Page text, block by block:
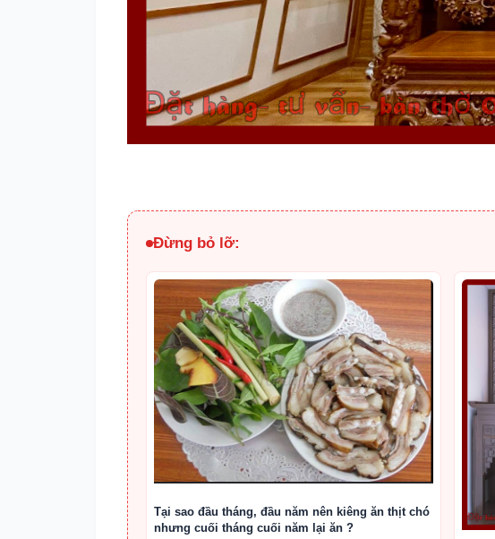
Đừng bỏ lỡ:
Tại sao đầu tháng, đầu năm nên kiêng ăn thịt chó
nhưng cuối tháng cuối năm lại ăn ?